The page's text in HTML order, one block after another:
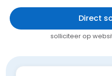
Direct
solliciteer op